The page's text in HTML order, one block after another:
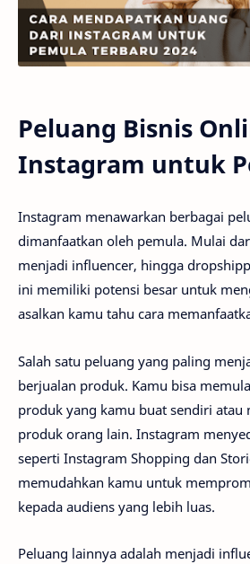
Peluang Bisnis
Instagram untuk
Instagram menawarkan berbagai
dimanfaatkan oleh pemula. Mulai
menjadi influencer, hingga
ini memiliki potensi besar untuk
asalkan kamu tahu cara
Salah satu peluang yang paling
berjualan produk. Kamu bisa
produk yang kamu buat sendiri atau
produk orang lain. Instagram
seperti Instagram Shopping dan
memudahkan kamu untuk
kepada audiens yang lebih luas.
Peluang lainnya adalah menjadi